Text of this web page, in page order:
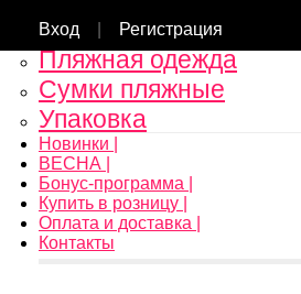
Вход Регистрация
Зажимы для платков
Пляжная одежда
Сумки пляжные
Упаковка
Новинки |
ВЕСНА |
Бонус-программа |
Купить в розницу |
Оплата и доставка |
Контакты